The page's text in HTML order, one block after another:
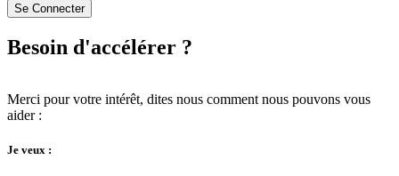
Se Connecter
Besoin d'accélérer ?
Merci pour votre intérêt, dites nous comment nous pouvons vous
aider :
Je veux :